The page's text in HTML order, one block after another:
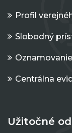
Profil
Slobodný
Centrálna
Užitočné